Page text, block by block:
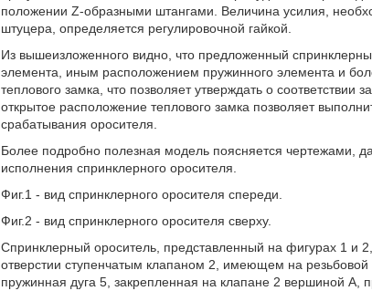
положении Z-образными штангами. Величина усилия,
штуцера, определяется регулировочной гайкой.
Из вышеизложенного видно, что предложенный
элемента, иным расположением пружинного элемента и
теплового замка, что позволяет утверждать о
открытое расположение теплового замка позволяет
срабатывания оросителя.
Более подробно полезная модель поясняется
исполнения спринклерного оросителя.
Фиг.1 - вид спринклерного оросителя спереди.
Фиг.2 - вид спринклерного оросителя сверху.
Спринклерный ороситель, представленный на фигурах 1 и
отверстии ступенчатым клапаном 2, имеющем на резьбовой
пружинная дуга 5, закрепленная на клапане 2 вершиной А,